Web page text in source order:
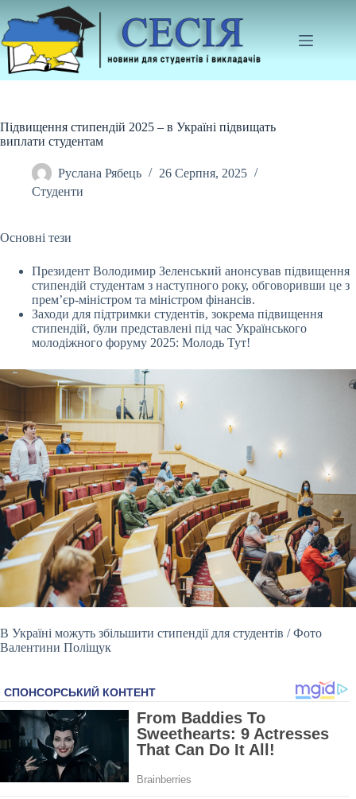
до
вмісту
Підвищення стипендій 2025 – в Україні підвищать
виплати студентам
Руслана Рябець
26 Серпня, 2025
Студенти
Основні тези
Президент Володимир Зеленський анонсував підвищення
стипендій студентам з наступного року, обговоривши це з
прем’єр-міністром та міністром фінансів.
Заходи для підтримки студентів, зокрема підвищення
стипендій, були представлені під час Українського
молодіжного форуму 2025: Молодь Тут!
В Україні можуть збільшити стипендії для студентів / Фото
Валентини Поліщук